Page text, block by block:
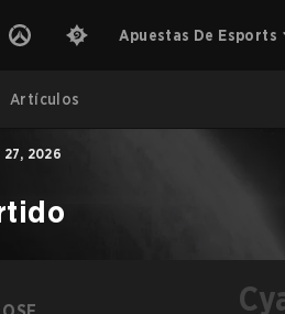
Apuestas De Esports
Artículos
27, 2026